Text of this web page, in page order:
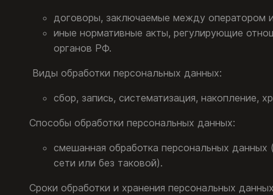
договоры, заключаемые между оператором
иные нормативные акты, регулирующие
органов РФ.
Виды обработки персональных данных:
сбор, запись, систематизация, накопление,
Способы обработки персональных данных:
смешанная обработка персональных данных
сети или без таковой).
Сроки обработки и хранения персональных